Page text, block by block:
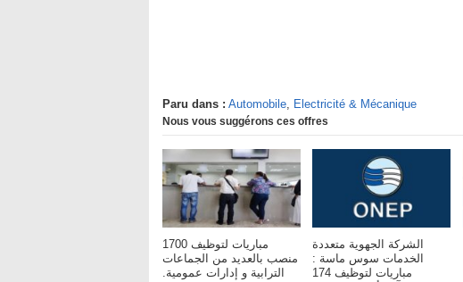
Paru dans : Automobile, Electricité & Mécanique
Nous vous suggérons ces offres
مباريات لتوظيف 1700
منصب بالعديد من الجماعات
الترابية و إدارات عمومية.
الشركة الجهوية متعددة
الخدمات سوس ماسة :
مباريات لتوظيف 174